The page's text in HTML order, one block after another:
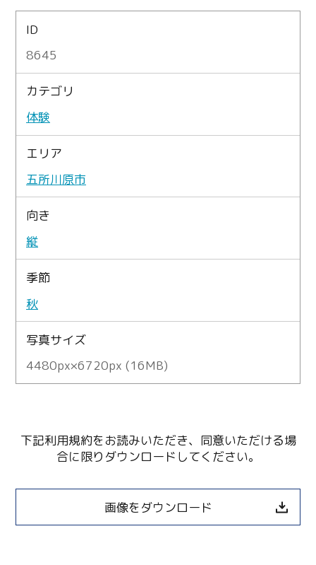
ID
8645
カテゴリ
体験
エリア
五所川原市
向き
縦
季節
秋
写真サイズ
4480px×6720px (16MB)
下記利用規約をお読みいただき、同意いただける場
合に限りダウンロードしてください。
画像をダウンロード